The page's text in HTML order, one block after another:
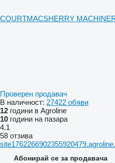
COURTMACSHERRY
Проверен продавач
В наличност: 27422 обяви
12 години в Agroline
10 години на пазара
4.1
58 отзива
Абонирай се за продавача